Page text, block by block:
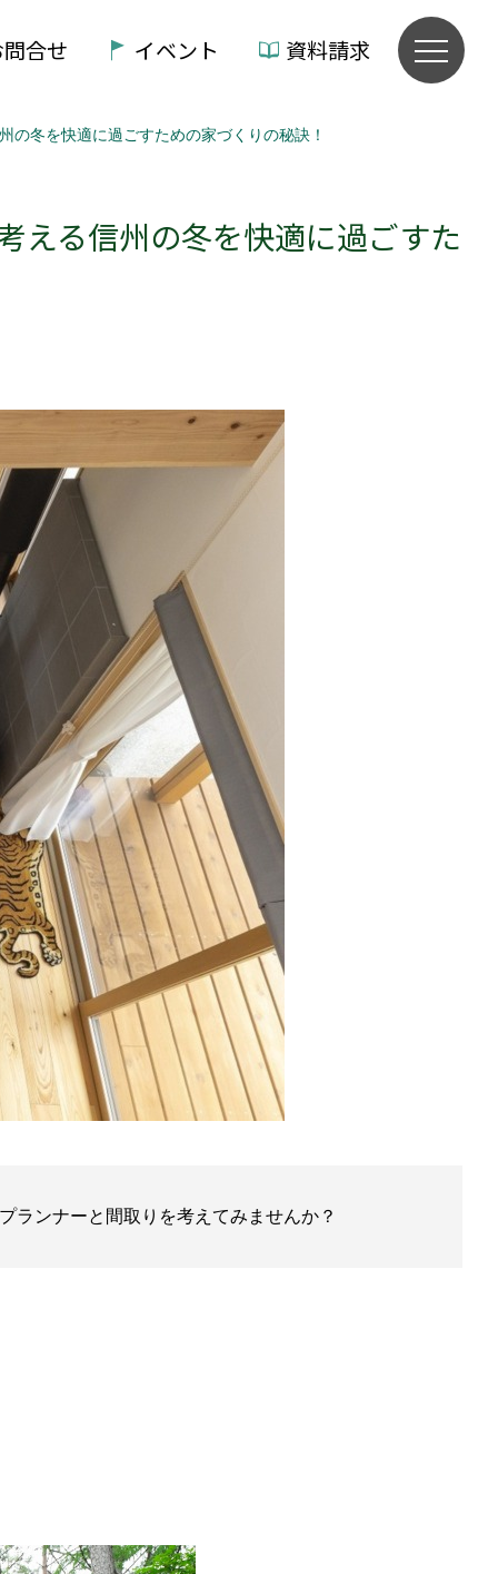
問合せ イベント 資料請求
の冬を快適に過ごすための家づくりの秘訣！
える信州の冬を快適に過ごすた
ランナーと間取りを考えてみませんか？